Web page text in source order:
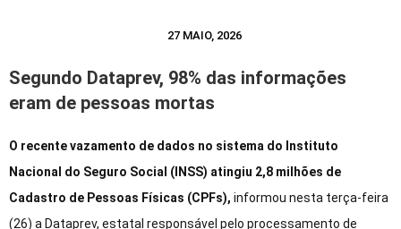
27 MAIO, 2026
Segundo Dataprev, 98% das informações
eram de pessoas mortas
O recente vazamento de dados no sistema do Instituto
Nacional do Seguro Social (INSS) atingiu 2,8 milhões de
Cadastro de Pessoas Físicas (CPFs), informou nesta terça-feira
(26) a Dataprev, estatal responsável pelo processamento de